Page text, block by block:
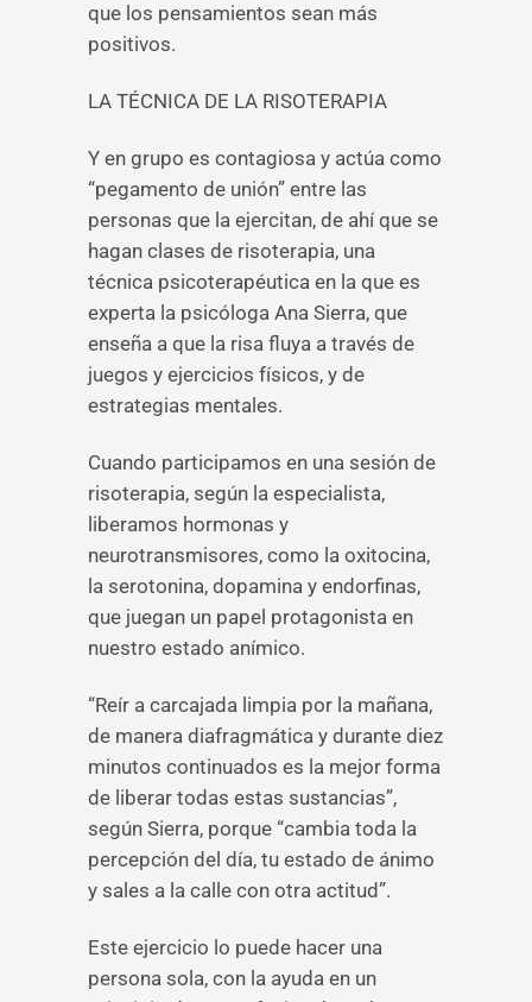
que los pensamientos sean más
positivos.
LA TÉCNICA DE LA RISOTERAPIA
Y en grupo es contagiosa y actúa como
“pegamento de unión” entre las
personas que la ejercitan, de ahí que se
hagan clases de risoterapia, una
técnica psicoterapéutica en la que es
experta la psicóloga Ana Sierra, que
enseña a que la risa fluya a través de
juegos y ejercicios físicos, y de
estrategias mentales.
Cuando participamos en una sesión de
risoterapia, según la especialista,
liberamos hormonas y
neurotransmisores, como la oxitocina,
la serotonina, dopamina y endorfinas,
que juegan un papel protagonista en
nuestro estado anímico.
“Reír a carcajada limpia por la mañana,
de manera diafragmática y durante diez
minutos continuados es la mejor forma
de liberar todas estas sustancias”,
según Sierra, porque “cambia toda la
percepción del día, tu estado de ánimo
y sales a la calle con otra actitud”.
Este ejercicio lo puede hacer una
persona sola, con la ayuda en un